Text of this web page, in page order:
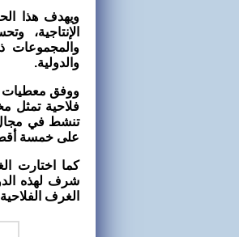
ويهدف هذا
الإنتاجية،
والمجموعات
والدولية.
على خمسة
كما اختارت
شرف لهذه
الغرف